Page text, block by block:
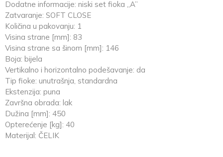
Dodatne informacije: niski set fioka „A”
Zatvaranje: SOFT CLOSE
Količina u pakovanju: 1
Visina strane [mm]: 83
Visina strane sa šinom [mm]: 146
Boja: bijela
Vertikalno i horizontalno podešavanje: da
Tip fioke: unutrašnja, standardna
Ekstenzija: puna
Završna obrada: lak
Dužina [mm]: 450
Opterećenje [kg]: 40
Materijal: ČELIK